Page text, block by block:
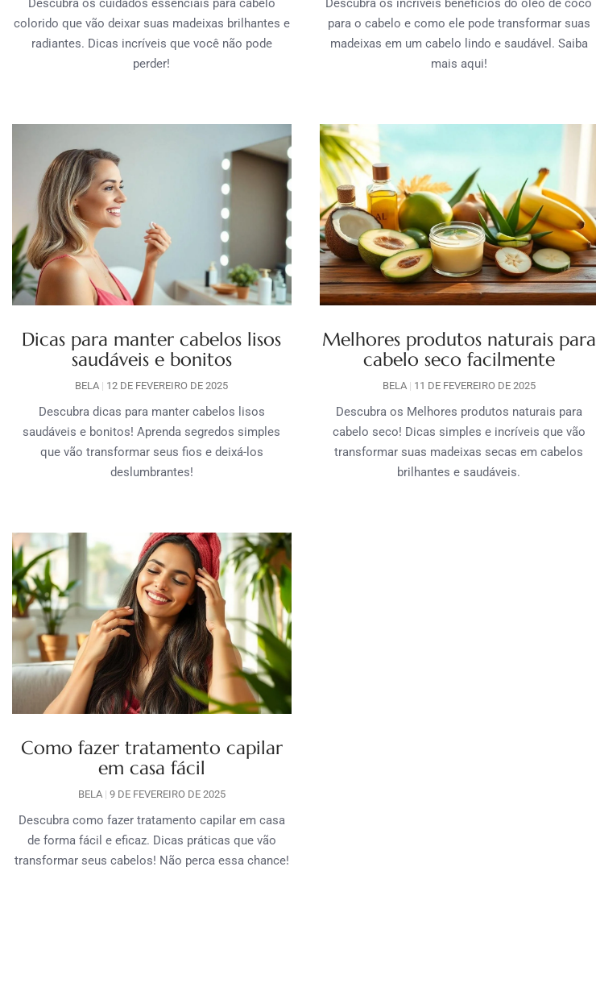
Descubra os cuidados essenciais para cabelo
colorido que vão deixar suas madeixas brilhantes e
radiantes. Dicas incríveis que você não pode
perder!
Descubra os incríveis benefícios do óleo de coco
para o cabelo e como ele pode transformar suas
madeixas em um cabelo lindo e saudável. Saiba
mais aqui!
Dicas para manter cabelos lisos
saudáveis e bonitos
BELA 12 DE FEVEREIRO DE 2025
Descubra dicas para manter cabelos lisos
saudáveis e bonitos! Aprenda segredos simples
que vão transformar seus fios e deixá-los
deslumbrantes!
Melhores produtos naturais para
cabelo seco facilmente
BELA 11 DE FEVEREIRO DE 2025
Descubra os Melhores produtos naturais para
cabelo seco! Dicas simples e incríveis que vão
transformar suas madeixas secas em cabelos
brilhantes e saudáveis.
Como fazer tratamento capilar
em casa fácil
BELA 9 DE FEVEREIRO DE 2025
Descubra como fazer tratamento capilar em casa
de forma fácil e eficaz. Dicas práticas que vão
transformar seus cabelos! Não perca essa chance!